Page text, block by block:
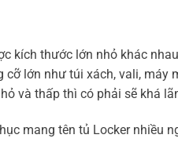
kích thước lớn nhỏ khác
lớn như túi xách, vali, máy
và thấp thì có phải sẽ khá
mang tên tủ Locker nhiều